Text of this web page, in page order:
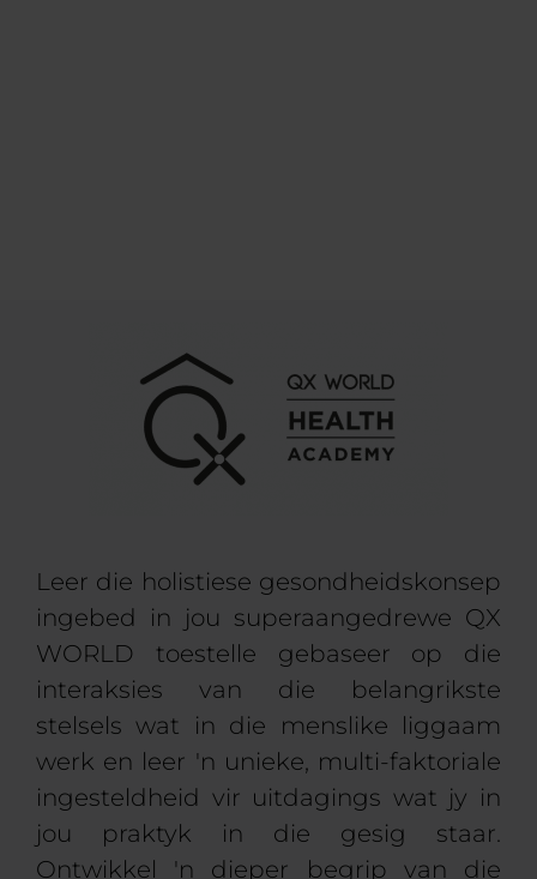
Leer die holistiese gesondheidskonsep
ingebed in jou superaangedrewe QX
WORLD toestelle gebaseer op die
interaksies van die belangrikste
stelsels wat in die menslike liggaam
werk en leer 'n unieke, multi-faktoriale
ingesteldheid vir uitdagings wat jy in
jou praktyk in die gesig staar.
Ontwikkel 'n dieper begrip van die